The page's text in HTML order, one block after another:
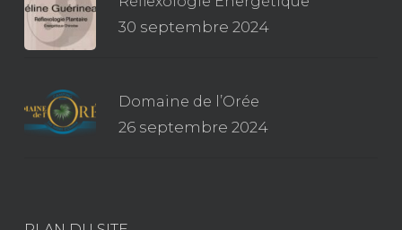
30 septembre 2024
Domaine de l’Orée
26 septembre 2024